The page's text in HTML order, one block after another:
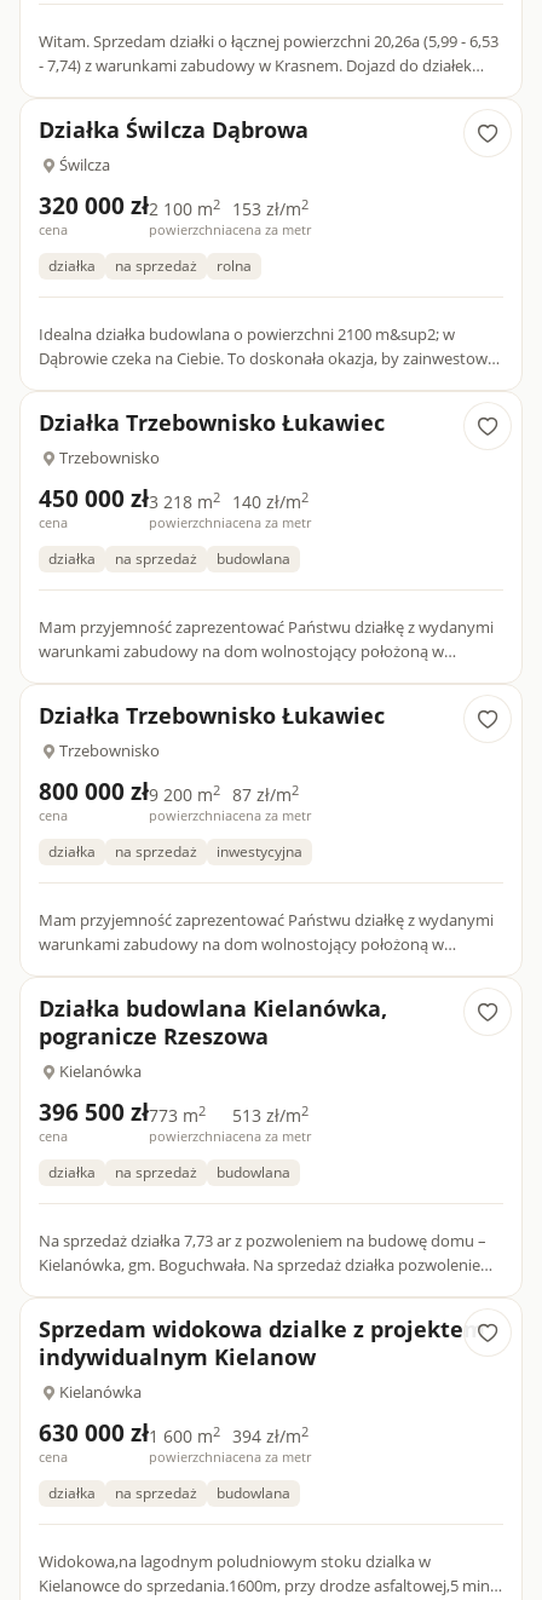
Witam. Sprzedam działki o łącznej powierzchni 20,26a (5,99 - 6,53
- 7,74) z warunkami zabudowy w Krasnem. Dojazd do działek
Działka Świlcza Dąbrowa
Świlcza
320 000 zł
cena
2 100 m2
powierzchnia
153 zł/m2
cena za metr
działka na sprzedaż rolna
Idealna działka budowlana o powierzchni 2100 m&sup2; w
Dąbrowie czeka na Ciebie. To doskonała okazja, by zainwestować
Działka Trzebownisko Łukawiec
Trzebownisko
450 000 zł
cena
3 218 m2
powierzchnia
140 zł/m2
cena za metr
działka na sprzedaż budowlana
Mam przyjemność zaprezentować Państwu działkę z wydanymi
warunkami zabudowy na dom wolnostojący położoną w
Działka Trzebownisko Łukawiec
Trzebownisko
800 000 zł
cena
9 200 m2
powierzchnia
87 zł/m2
cena za metr
działka na sprzedaż inwestycyjna
Mam przyjemność zaprezentować Państwu działkę z wydanymi
warunkami zabudowy na dom wolnostojący położoną w
Działka budowlana Kielanówka,
pogranicze Rzeszowa
Kielanówka
396 500 zł
cena
773 m2
powierzchnia
513 zł/m2
cena za metr
działka na sprzedaż budowlana
Na sprzedaż działka 7,73 ar z pozwoleniem na budowę domu –
Kielanówka, gm. Boguchwała. Na sprzedaż działka pozwoleniem
Sprzedam widokowa dzialke z projektem
indywidualnym Kielanow
Kielanówka
630 000 zł
cena
1 600 m2
powierzchnia
394 zł/m2
cena za metr
działka na sprzedaż budowlana
Widokowa,na lagodnym poludniowym stoku dzialka w
Kielanowce do sprzedania.1600m, przy drodze asfaltowej,5 min